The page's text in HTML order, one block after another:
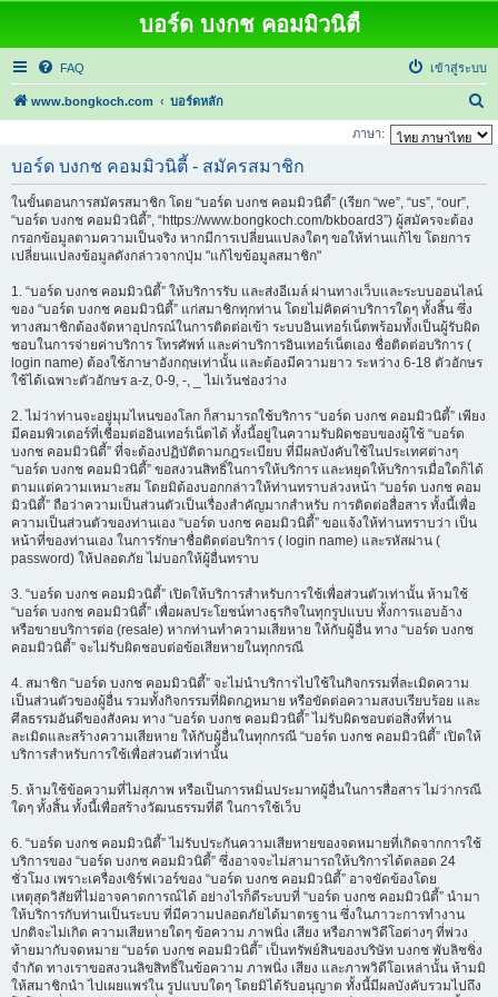
บอร์ด บงกช คอมมิวนิตี้
FAQ เข้าสู่ระบบ
www.bongkoch.com บอร์ดหลัก
น
ภาษา:
บอร์ด บงกช คอมมิวนิตี้ - สมัครสมาชิก
ในขั้นตอนการสมัครสมาชิก โดย “บอร์ด บงกช คอมมิวนิตี้” (เรียก “we”, “us”, “our”,
“บอร์ด บงกช คอมมิวนิตี้”, “https://www.bongkoch.com/bkboard3”) ผู้สมัครจะต้อง
กรอกข้อมูลตามความเป็นจริง หากมีการเปลี่ยนแปลงใดๆ ขอให้ท่านแก้ไข โดยการ
เปลี่ยนแปลงข้อมูลดังกล่าวจากปุ่ม "แก้ไขข้อมูลสมาชิก"
1. “บอร์ด บงกช คอมมิวนิตี้” ให้บริการรับ และส่งอีเมล์ ผ่านทางเว็บและระบบออนไลน์
ของ “บอร์ด บงกช คอมมิวนิตี้” แก่สมาชิกทุกท่าน โดยไม่คิดค่าบริการใดๆ ทั้งสิ้น ซึ่ง
ทางสมาชิกต้องจัดหาอุปกรณ์ในการติดต่อเข้า ระบบอินเทอร์เน็ตพร้อมทั้งเป็นผู้รับผิด
ชอบในการจ่ายค่าบริการ โทรศัพท์ และค่าบริการอินเทอร์เน็ตเอง ชื่อติดต่อบริการ (
login name) ต้องใช้ภาษาอังกฤษเท่านั้น และต้องมีความยาว ระหว่าง 6-18 ตัวอักษร
ใช้ได้เฉพาะตัวอักษร a-z, 0-9, -, _ ไม่เว้นช่องว่าง
2. ไม่ว่าท่านจะอยู่มุมไหนของโลก ก็สามารถใช้บริการ “บอร์ด บงกช คอมมิวนิตี้” เพียง
มีคอมพิวเตอร์ที่เชื่อมต่ออินเทอร์เน็ตได้ ทั้งนี้อยู่ในความรับผิดชอบของผู้ใช้ “บอร์ด
บงกช คอมมิวนิตี้” ที่จะต้องปฏิบัติตามกฎระเบียบ ที่มีผลบังคับใช้ในประเทศต่างๆ
“บอร์ด บงกช คอมมิวนิตี้” ขอสงวนสิทธิ์ในการให้บริการ และหยุดให้บริการเมื่อใดก็ได้
ตามแต่ความเหมาะสม โดยมิต้องบอกกล่าวให้ท่านทราบล่วงหน้า “บอร์ด บงกช คอม
มิวนิตี้” ถือว่าความเป็นส่วนตัวเป็นเรื่องสำคัญมากสำหรับ การติดต่อสื่อสาร ทั้งนี้เพื่อ
ความเป็นส่วนตัวของท่านเอง “บอร์ด บงกช คอมมิวนิตี้” ขอแจ้งให้ท่านทราบว่า เป็น
หน้าที่ของท่านเอง ในการรักษาชื่อติดต่อบริการ ( login name) และรหัสผ่าน (
password) ให้ปลอดภัย ไม่บอกให้ผู้อื่นทราบ
3. “บอร์ด บงกช คอมมิวนิตี้” เปิดให้บริการสำหรับการใช้เพื่อส่วนตัวเท่านั้น ห้ามใช้
“บอร์ด บงกช คอมมิวนิตี้” เพื่อผลประโยชน์ทางธุรกิจในทุกรูปแบบ ทั้งการแอบอ้าง
หรือขายบริการต่อ (resale) หากท่านทำความเสียหาย ให้กับผู้อื่น ทาง “บอร์ด บงกช
คอมมิวนิตี้” จะไม่รับผิดชอบต่อข้อเสียหายในทุกกรณี
4. สมาชิก “บอร์ด บงกช คอมมิวนิตี้” จะไม่นำบริการไปใช้ในกิจกรรมที่ละเมิดความ
เป็นส่วนตัวของผู้อื่น รวมทั้งกิจกรรมที่ผิดกฎหมาย หรือขัดต่อความสงบเรียบร้อย และ
ศีลธรรมอันดีของสังคม ทาง “บอร์ด บงกช คอมมิวนิตี้” ไม่รับผิดชอบต่อสิ่งที่ท่าน
ละเมิดและสร้างความเสียหาย ให้กับผู้อื่นในทุกกรณี “บอร์ด บงกช คอมมิวนิตี้” เปิดให้
บริการสำหรับการใช้เพื่อส่วนตัวเท่านั้น
5. ห้ามใช้ข้อความที่ไม่สุภาพ หรือเป็นการหมิ่นประมาทผู้อื่นในการสื่อสาร ไม่ว่ากรณี
ใดๆ ทั้งสิ้น ทั้งนี้เพื่อสร้างวัฒนธรรมที่ดี ในการใช้เว็บ
6. “บอร์ด บงกช คอมมิวนิตี้” ไม่รับประกันความเสียหายของจดหมายที่เกิดจากการใช้
บริการของ “บอร์ด บงกช คอมมิวนิตี้” ซึ่งอาจจะไม่สามารถให้บริการได้ตลอด 24
ชั่วโมง เพราะเครื่องเซิร์ฟเวอร์ของ “บอร์ด บงกช คอมมิวนิตี้” อาจขัดข้องโดย
เหตุสุดวิสัยที่ไม่อาจคาดการณ์ได้ อย่างไรก็ดีระบบที่ “บอร์ด บงกช คอมมิวนิตี้” นำมา
ให้บริการกับท่านเป็นระบบ ที่มีความปลอดภัยได้มาตรฐาน ซึ่งในภาวะการทำงาน
ปกติจะไม่เกิด ความเสียหายใดๆ ข้อความ ภาพนิ่ง เสียง หรือภาพวิดีโอต่างๆ ที่พ่วง
ท้ายมากับจดหมาย “บอร์ด บงกช คอมมิวนิตี้” เป็นทรัพย์สินของบริษัท บงกช พับลิชชิ่ง
จำกัด ทางเราขอสงวนลิขสิทธิ์ในข้อความ ภาพนิ่ง เสียง และภาพวิดีโอเหล่านั้น ห้ามมิ
ให้สมาชิกนำ ไปเผยแพร่ใน รูปแบบใดๆ โดยมิได้รับอนุญาต ทั้งนี้มีผลบังคับรวมไปถึง